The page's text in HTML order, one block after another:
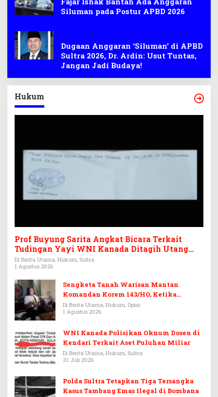
Siluman pada Postur APBD 2026
Dugaan Anggaran ‘Siluman’ di APBD
Sultra 2026, Dr. Ardin: Usut Tuntas,
Jangan Jadi Budaya!
Hukum
Prof Buyung Sarita Angkat Bicara Terkait
Tudingan Yayi WNI Kanada Ditagih Utang
Rp3,6 Miliar
Di Berita Utama, Hukum, Sultra
1 Agustus 2026
Sengketa Tanah Warisan Mantan
Komandan Korem 143/HO, Ketika
Warisan Menjadi Arena Pemerasan
Di Berita Utama, Hukum, Opini
1 Agustus 2026
WNI Kanada Polisikan Oknum Dosen di
Kendari Terkait Aset Puluhan Miliar
Di Berita Utama, Hukum, Sultra
31 Juli 2026
Polda Sultra Tetapkan Tiga Tersangka
Kasus Tambang Emas Ilegal di Bombana